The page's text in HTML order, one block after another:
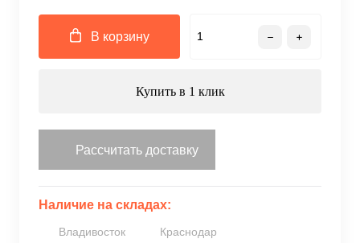
В корзину
Купить в 1 клик
Рассчитать доставку
Наличие на складах:
Владивосток Краснодар